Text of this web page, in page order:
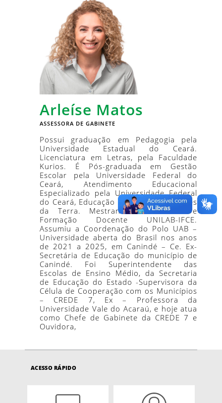
Arleíse Matos
ASSESSORA DE GABINETE
Possui graduação em Pedagogia pela
Universidade Estadual do Ceará.
Licenciatura em Letras, pela Faculdade
Kurios. É Pós-graduada em Gestão
Escolar pela Universidade Federal do
Ceará, Atendimento Educacional
Especializado pela Universidade Federal
do Ceará, Educação do Campo – Saberes
da Terra. Mestranda em Ensino e
Formação Docente UNILAB-IFCE.
Assumiu a Coordenação do Polo UAB –
Universidade aberta do Brasil nos anos
de 2021 a 2025, em Canindé – Ce. Ex-
Secretária de Educação do município de
Canindé. Foi Superintendente das
Escolas de Ensino Médio, da Secretaria
de Educação do Estado -Supervisora da
Célula de Cooperação com os Municípios
– CREDE 7, Ex – Professora da
Universidade Vale do Acaraú, e hoje atua
como Chefe de Gabinete da CREDE 7 e
Ouvidora,
ACESSO RÁPIDO